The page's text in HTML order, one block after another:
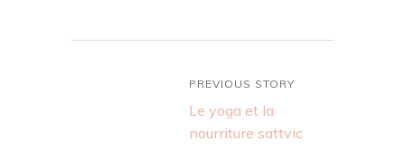
PREVIOUS STORY
Le yoga et la
nourriture sattvic